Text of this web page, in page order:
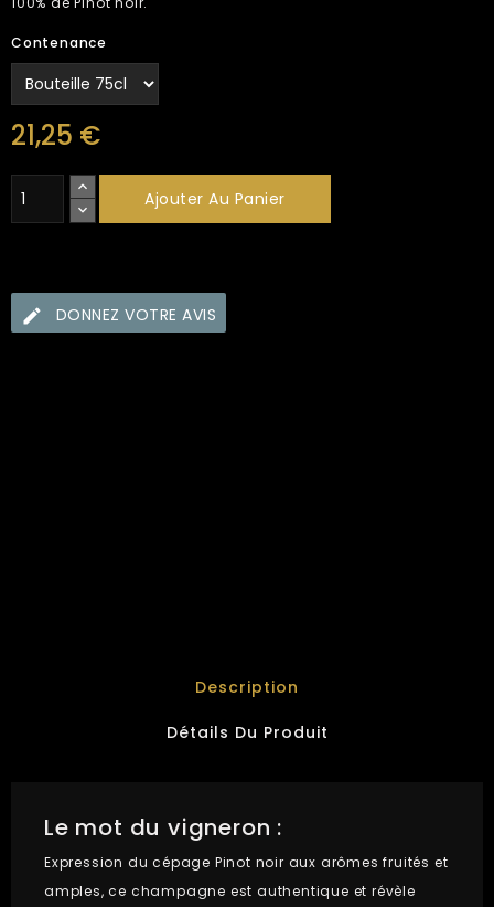
Contenance
21,25 €
Ajouter Au Panier
DONNEZ VOTRE AVIS
Description
Détails Du Produit
Le mot du vigneron :
Expression du cépage Pinot noir aux arômes fruités et
amples, ce champagne est authentique et révèle